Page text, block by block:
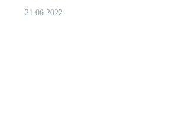
21.06.2022